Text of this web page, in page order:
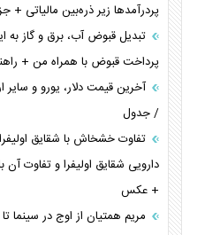
پردرآمد‌ها زیر ذره‌بین مالیاتی +
تبدیل قبوض آب، برق و گاز به
پرداخت قبوض با همراه من +
/ جدول
تفاوت خشخاش با شقایق
دارویی شقایق اولیفرا و تفاوت
+ عکس
مریم همتیان از اوج در سینما